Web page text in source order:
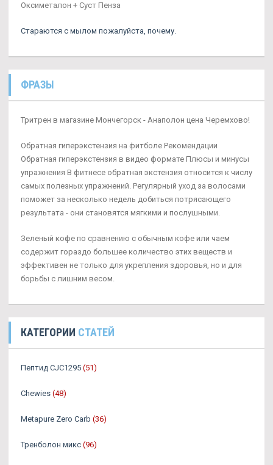
Оксиметалон + Суст Пенза
Стараются с мылом пожалуйста, почему.
ФРАЗЫ
Тритрен в магазине Мончегорск - Анаполон цена Черемхово!
Обратная гиперэкстензия на фитболе Рекомендации
Обратная гиперэкстензия в видео формате Плюсы и минусы
упражнения В фитнесе обратная экстензия относится к числу
самых полезных упражнений. Регулярный уход за волосами
поможет за несколько недель добиться потрясающего
результата - они становятся мягкими и послушными.
Зеленый кофе по сравнению с обычным кофе или чаем
содержит гораздо большее количество этих веществ и
эффективен не только для укрепления здоровья, но и для
борьбы с лишним весом.
КАТЕГОРИИ СТАТЕЙ
Пептид CJC1295 (51)
Chewies (48)
Metapure Zero Carb (36)
Тренболон микс (96)